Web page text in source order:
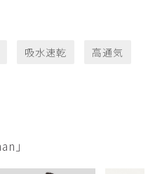
吸水速乾 高通気
」